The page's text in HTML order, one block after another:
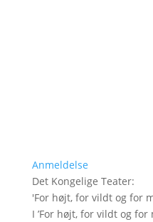
Anmeldelse
Det Kongelige Teater:
'For højt, for vildt og for
I ’For højt, for vildt og for